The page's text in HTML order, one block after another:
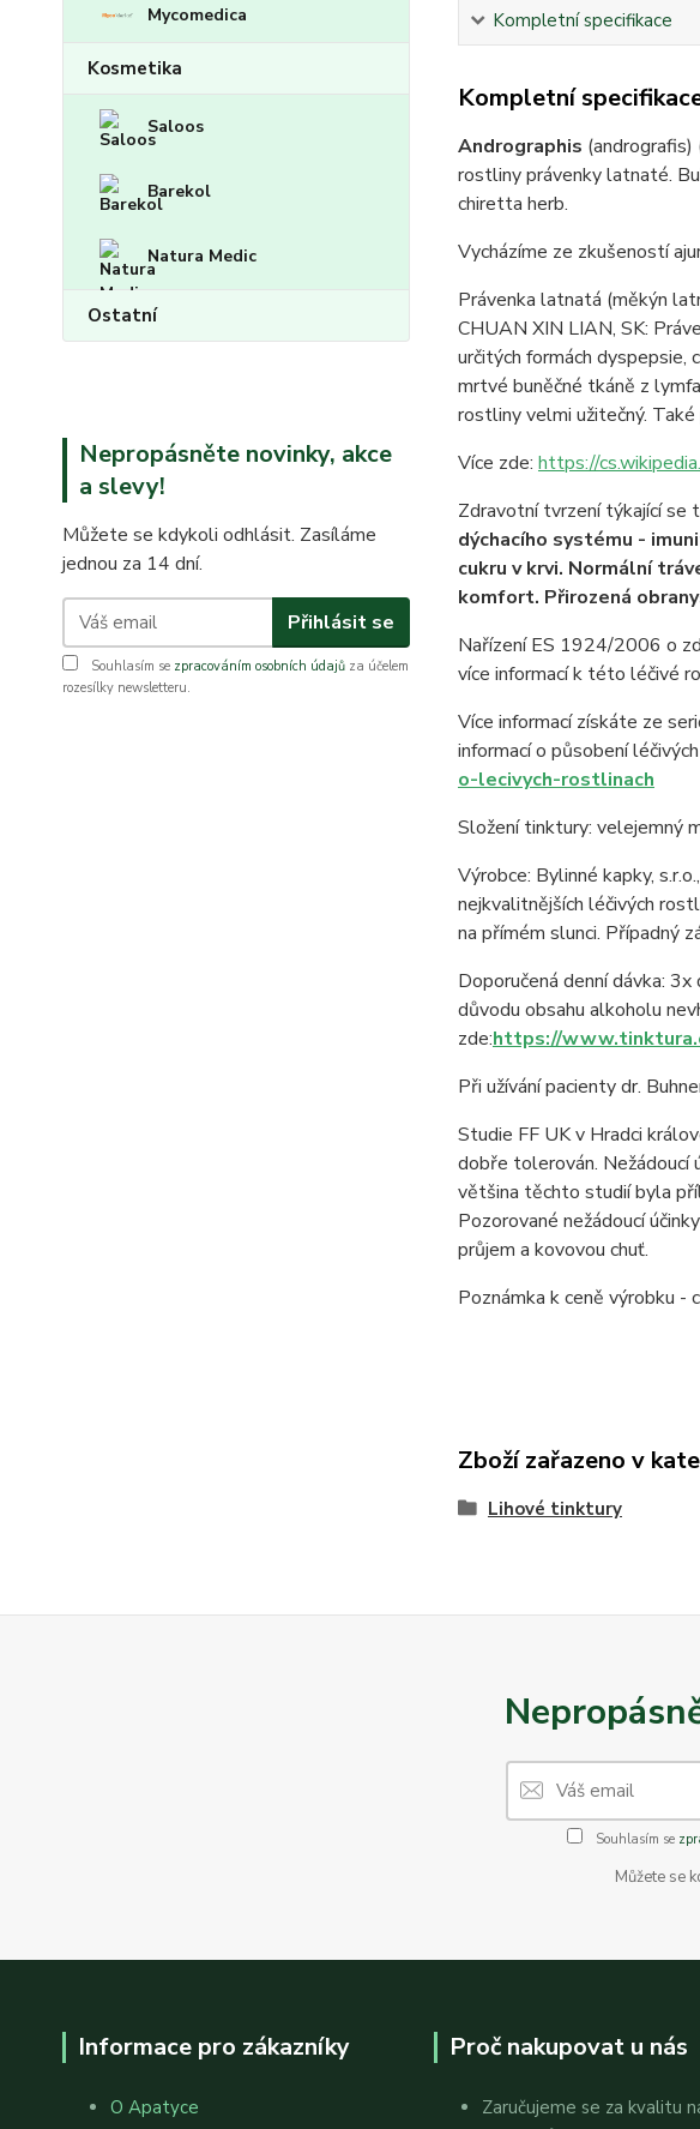
Mycomedica
Kosmetika
Saloos
Barekol
Natura Medic
Ostatní
Nepropásněte novinky, akce
a slevy!
Můžete se kdykoli odhlásit. Zasíláme
jednou za 14 dní.
Přihlásit se
Souhlasím se zpracováním osobních údajů za účelem
rozesílky newsletteru.
Kompletní specifikace
Kompletní
Andrographis
rostliny právenky latnaté.
chiretta herb.
Vycházíme ze zkušeností
Právenka latnatá (měkýn
CHUAN XIN LIAN, SK:
určitých formách dyspepsie,
mrtvé buněčné tkáně z
rostliny velmi užitečný. Také
Více zde: https://
Zdravotní tvrzení týkající se
dýchacího systému -
cukru v krvi. Normální
komfort. Přirozená
Nařízení ES 1924/2006 o
více informací k této léčivé
Více informací získáte ze
informací o působení
o-lecivych-rostlinach
Složení tinktury: velejemný
Výrobce: Bylinné kapky,
nejkvalitnějších léčivých
na přímém slunci. Případný
Doporučená denní dávka:
důvodu obsahu alkoholu
zde:https://
Při užívání pacienty dr.
Studie FF UK v Hradci
dobře tolerován. Nežádoucí
většina těchto studií byla
Pozorované nežádoucí
průjem a kovovou chuť.
Poznámka k ceně výrobku
Zboží zařazeno v
Lihové tinktury
Souhlasím se
Můžete se
Informace pro zákazníky
O Apatyce
Proč nakupovat u nás
Zaručujeme se za kvalitu